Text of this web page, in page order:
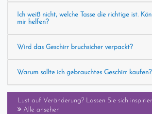
Ich weiß nicht, welche Tasse die richtige ist.
mir helfen?
Wird das Geschirr bruchsicher verpackt?
Warum sollte ich gebrauchtes Geschirr kaufen?
Lust auf Veränderung? Lassen Sie sich
Alle ansehen